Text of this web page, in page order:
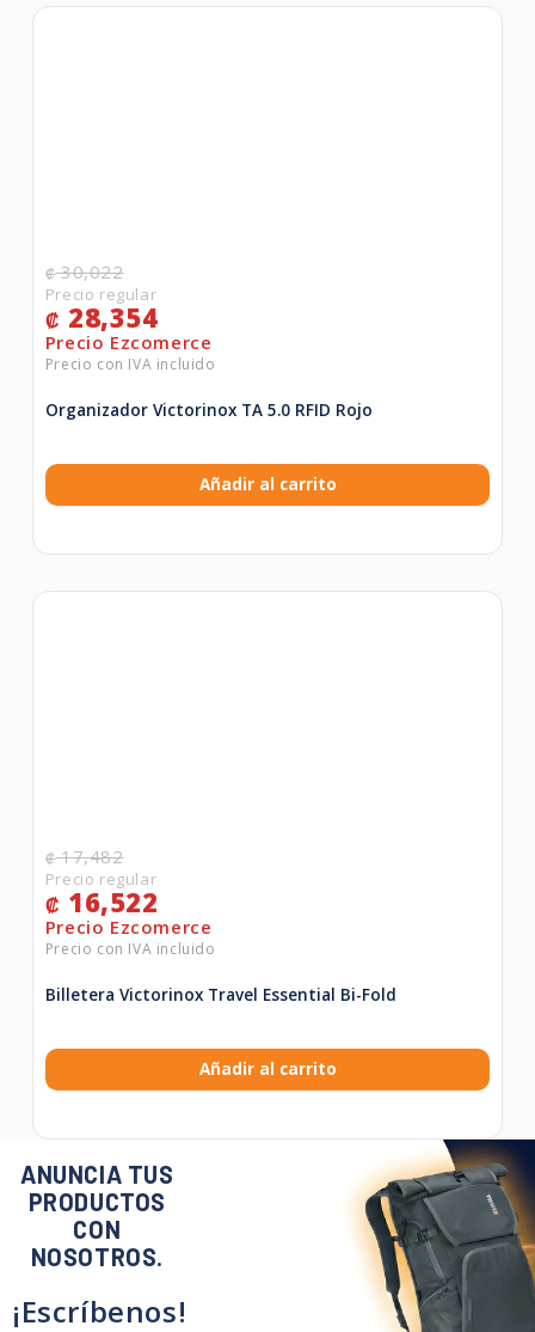
₡30,022
₡ 28,354
Organizador Victorinox TA 5.0 RFID Rojo
Añadir al carrito
₡17,482
₡ 16,522
Billetera Victorinox Travel Essential Bi-Fold
Añadir al carrito
ANUNCIA TUS
PRODUCTOS
CON
NOSOTROS.
¡Escríbenos!